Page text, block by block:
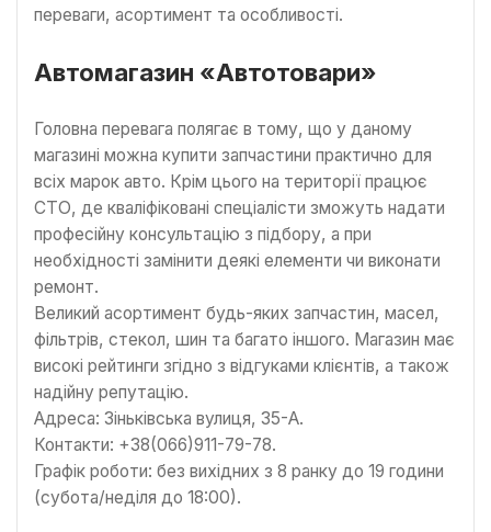
переваги, асортимент та особливості.
Автомагазин «Автотовари»
Головна перевага полягає в тому, що у даному
магазині можна купити запчастини практично для
всіх марок авто. Крім цього на території працює
СТО, де кваліфіковані спеціалісти зможуть надати
професійну консультацію з підбору, а при
необхідності замінити деякі елементи чи виконати
ремонт.
Великий асортимент будь-яких запчастин, масел,
фільтрів, стекол, шин та багато іншого. Магазин має
високі рейтинги згідно з відгуками клієнтів, а також
надійну репутацію.
Адреса: Зіньківська вулиця, 35-А.
Контакти: +38(066)911-79-78.
Графік роботи: без вихідних з 8 ранку до 19 години
(субота/неділя до 18:00).